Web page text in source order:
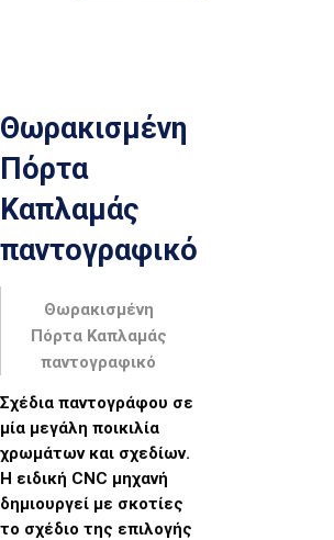
Θωρακισμένη
Πόρτα
Καπλαμάς
παντογραφικό
Θωρακισμένη
Πόρτα Καπλαμάς
παντογραφικό
Σχέδια παντογράφου σε
μία μεγάλη ποικιλία
χρωμάτων και σχεδίων.
Η ειδική CNC μηχανή
δημιουργεί με σκοτίες
το σχέδιο της επιλογής